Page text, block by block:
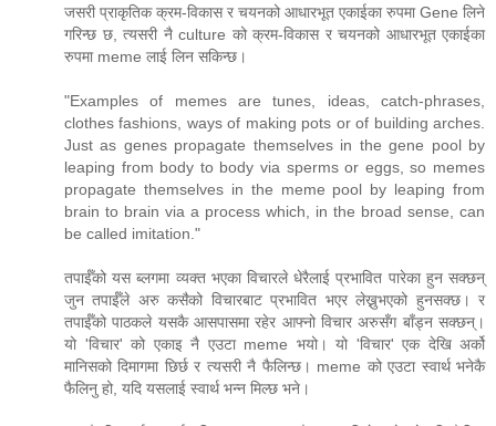
जसरी प्राकृतिक क्रम-विकास र चयनको आधारभूत एकाईका रुपमा Gene लिने
गरिन्छ छ, त्यसरी नै culture को क्रम-विकास र चयनको आधारभूत एकाईका
रुपमा meme लाई लिन सकिन्छ।
"Examples of memes are tunes, ideas, catch-phrases,
clothes fashions, ways of making pots or of building arches.
Just as genes propagate themselves in the gene pool by
leaping from body to body via sperms or eggs, so memes
propagate themselves in the meme pool by leaping from
brain to brain via a process which, in the broad sense, can
be called imitation."
तपाईँको यस ब्लगमा व्यक्त भएका विचारले धेरैलाई प्रभावित पारेका हुन सक्छन्
जुन तपाईँले अरु कसैको विचारबाट प्रभावित भएर लेख्नुभएको हुनसक्छ। र
तपाईँको पाठकले यसकै आसपासमा रहेर आफ्नो विचार अरुसँग बाँड्न सक्छन्।
यो 'विचार' को एकाइ नै एउटा meme भयो। यो 'विचार' एक देखि अर्को
मानिसको दिमागमा छिर्छ र त्यसरी नै फैलिन्छ। meme को एउटा स्वार्थ भनेकै
फैलिनु हो, यदि यसलाई स्वार्थ भन्न मिल्छ भने।